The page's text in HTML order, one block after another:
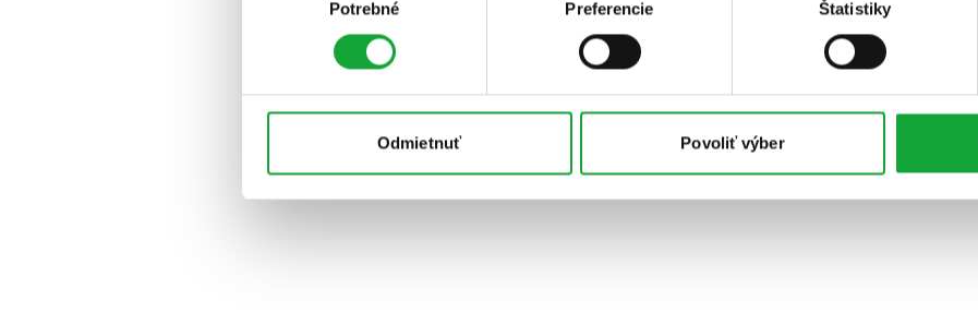
Potrebné Preferencie Štatistiky
Odmietnuť Povoliť výber